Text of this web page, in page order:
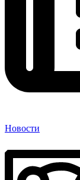
Новости